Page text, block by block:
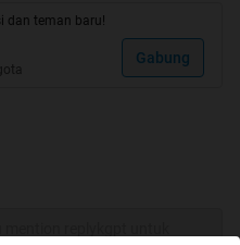
dan teman baru!
Gabung